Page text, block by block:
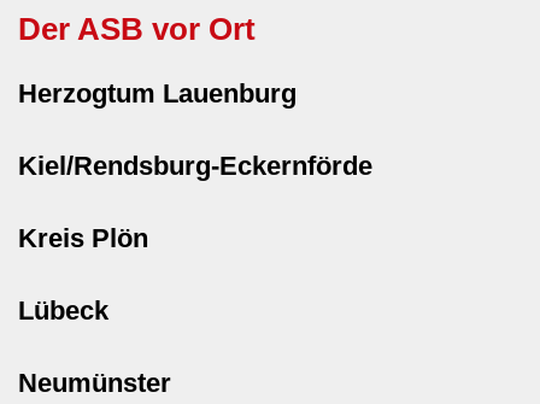
Der ASB vor Ort
Herzogtum Lauenburg
Kiel/Rendsburg-Eckernförde
Kreis Plön
Lübeck
Neumünster